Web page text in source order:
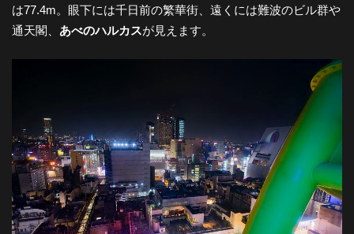
は77.4m。眼下には千日前の繁華街、遠くには難波のビル群や
通天閣、 あべのハルカスが見えます。